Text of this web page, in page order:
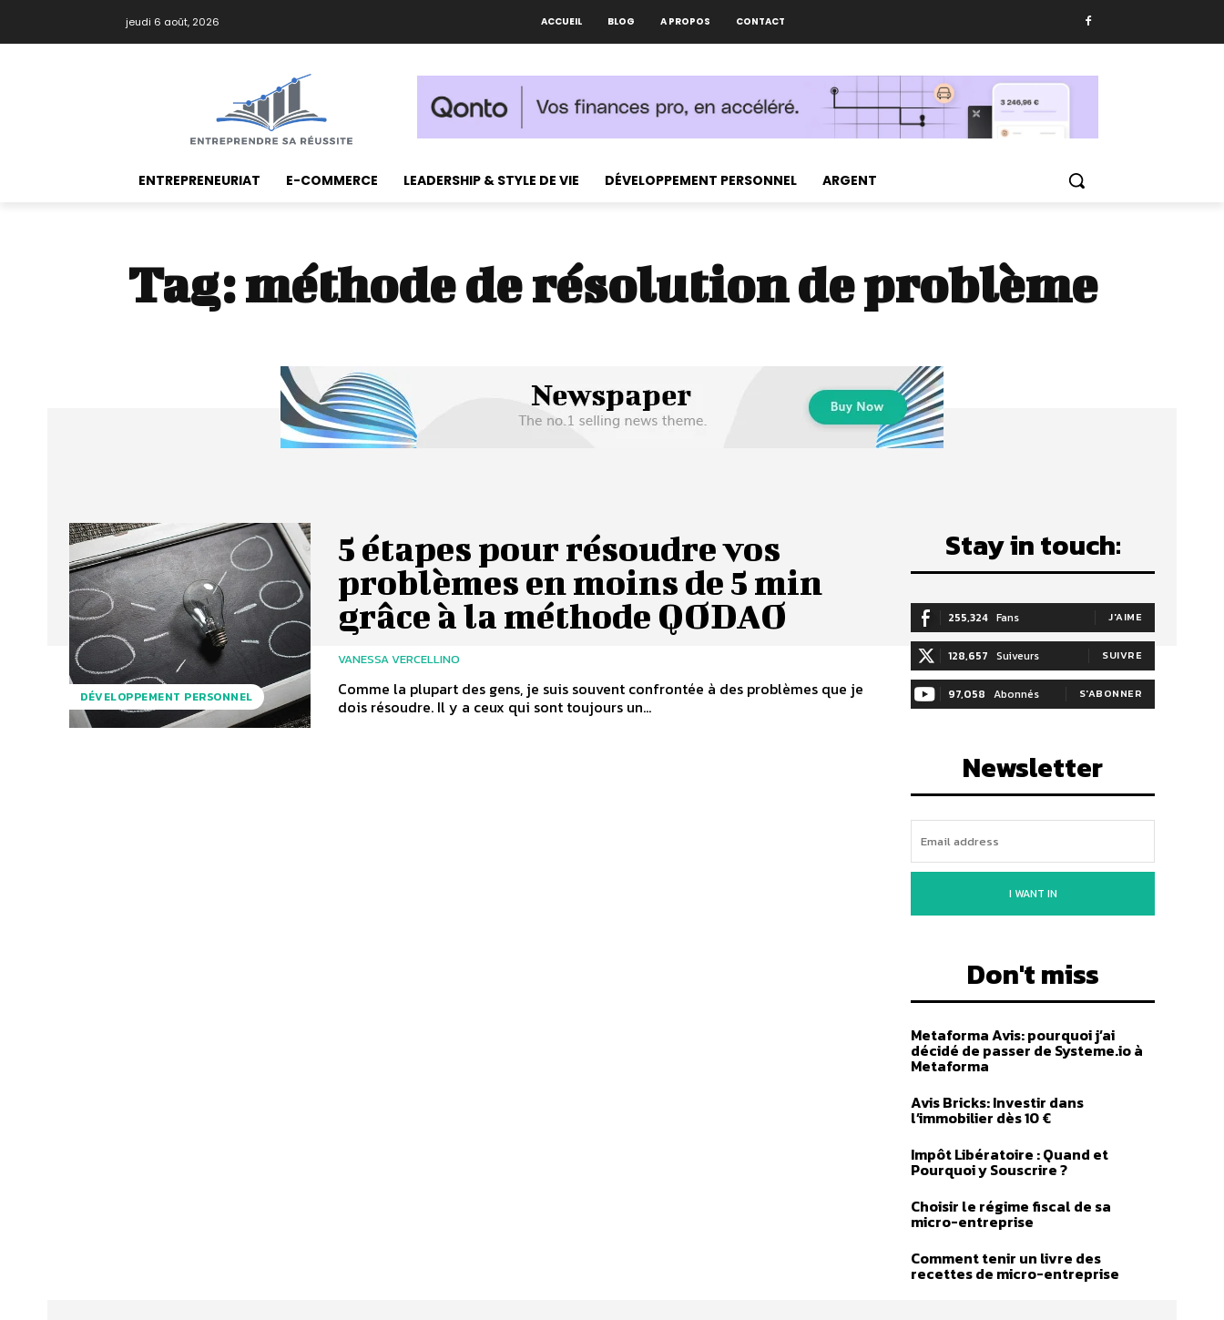
jeudi 6 août, 2026 ACCUEIL BLOG A PROPOS CONTACT
ENTREPRENEURIAT E-COMMERCE LEADERSHIP & STYLE DE VIE DÉVELOPPEMENT PERSONNEL ARGENT
Tag:méthode de résolution de problème
DÉVELOPPEMENT PERSONNEL
5 étapes pour résoudre vos
problèmes en moins de 5 min
grâce à la méthode QODAO
VANESSA VERCELLINO
Comme la plupart des gens, je suis souvent confrontée à des problèmes que je
dois résoudre. Il y a ceux qui sont toujours un...
Stay in touch:
255,324 Fans J'AIME
128,657 Suiveurs SUIVRE
97,058 Abonnés S'ABONNER
Newsletter
I WANT IN
Don't miss
Metaforma Avis: pourquoi j’ai
décidé de passer de Systeme.io à
Metaforma
Avis Bricks: Investir dans
l’immobilier dès 10 €
Impôt Libératoire : Quand et
Pourquoi y Souscrire ?
Choisir le régime fiscal de sa
micro-entreprise
Comment tenir un livre des
recettes de micro-entreprise